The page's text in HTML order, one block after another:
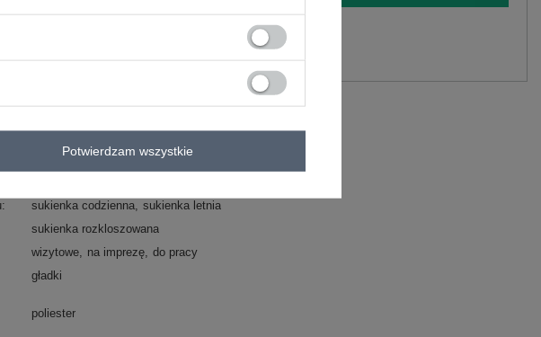
DHJ-SK-8839-1.23X
sukienka codzienna sukienka letnia
sukienka rozkloszowana
wizytowe na imprezę do pracy
gładki
poliester
Potwierdzam wszystkie